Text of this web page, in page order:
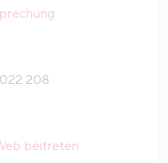
208
beitreten